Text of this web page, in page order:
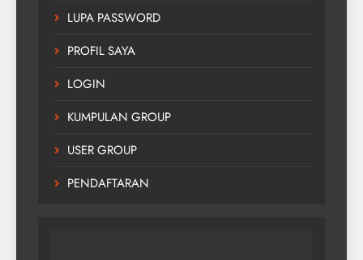
LUPA PASSWORD
PROFIL SAYA
LOGIN
KUMPULAN GROUP
USER GROUP
PENDAFTARAN